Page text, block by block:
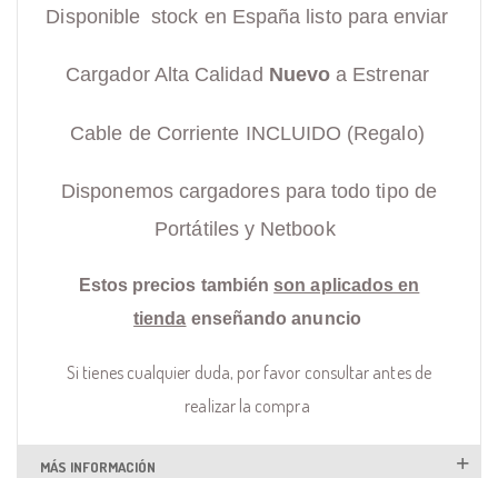
Disponible stock en España listo para enviar
Cargador Alta Calidad Nuevo a Estrenar
Cable de Corriente INCLUIDO (Regalo)
Disponemos cargadores para todo tipo de
Portátiles y Netbook
Estos precios también son aplicados en
tienda enseñando anuncio
Si tienes cualquier duda, por favor consultar antes de
realizar la compra
MÁS INFORMACIÓN